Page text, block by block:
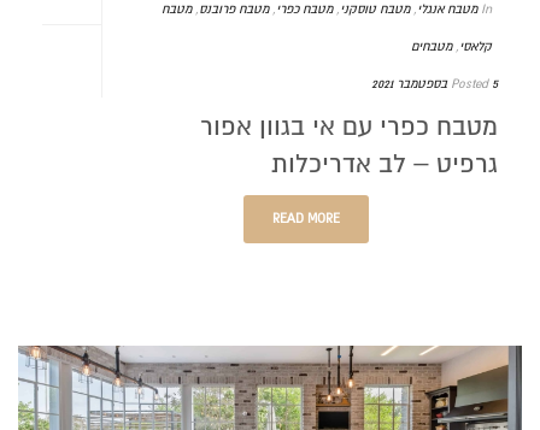
In מטבח אנגלי,מטבח טוסקני,מטבח כפרי,מטבח פרובנס,מטבח
קלאסי,מטבחים
Posted 5 בספטמבר 2021
מטבח כפרי עם אי בגוון אפור
גרפיט – לב אדריכלות
READ MORE